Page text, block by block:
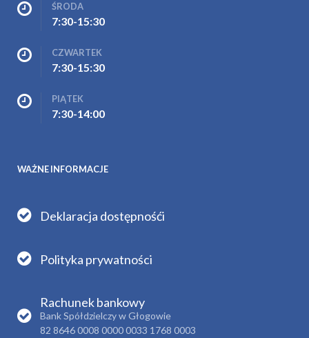
ŚRODA
7:30-15:30
CZWARTEK
7:30-15:30
PIĄTEK
7:30-14:00
WAŻNE INFORMACJE
Deklaracja dostępnośći
Polityka prywatności
Rachunek bankowy
Bank Spółdzielczy w Głogowie
82 8646 0008 0000 0033 1768 0003